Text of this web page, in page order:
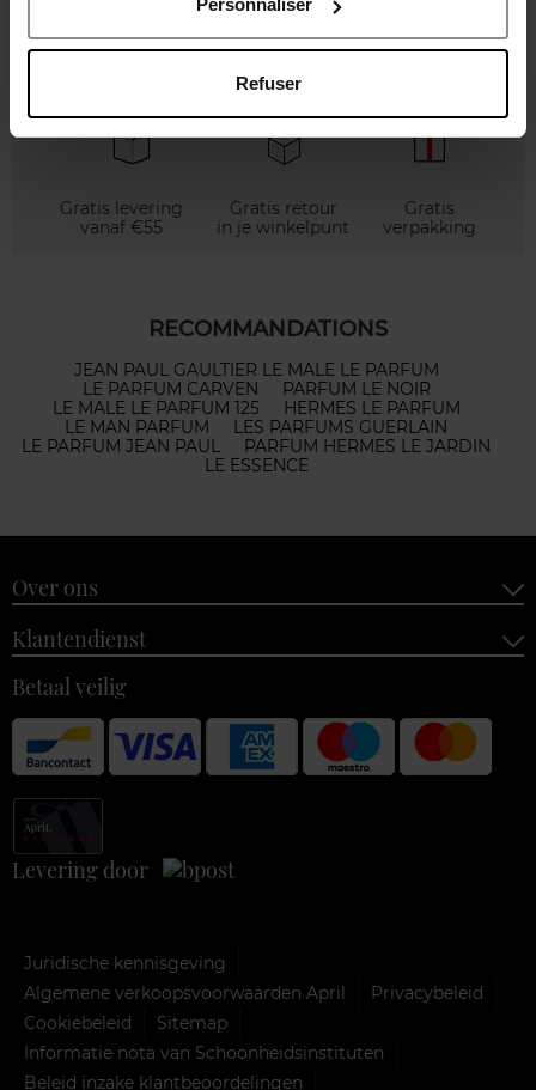
Personnaliser
Refuser
Gratis levering
vanaf €55
Gratis retour
in je winkelpunt
Gratis
verpakking
RECOMMANDATIONS
JEAN PAUL GAULTIER LE MALE LE PARFUM
LE PARFUM CARVEN
PARFUM LE NOIR
LE MALE LE PARFUM 125
HERMES LE PARFUM
LE MAN PARFUM
LES PARFUMS GUERLAIN
LE PARFUM JEAN PAUL
PARFUM HERMES LE JARDIN
LE ESSENCE
Over ons
Klantendienst
Betaal veilig
Levering door
Juridische kennisgeving
Algemene verkoopsvoorwaarden April
Privacybeleid
Cookiebeleid
Sitemap
Informatie nota van Schoonheidsinstituten
Beleid inzake klantbeoordelingen